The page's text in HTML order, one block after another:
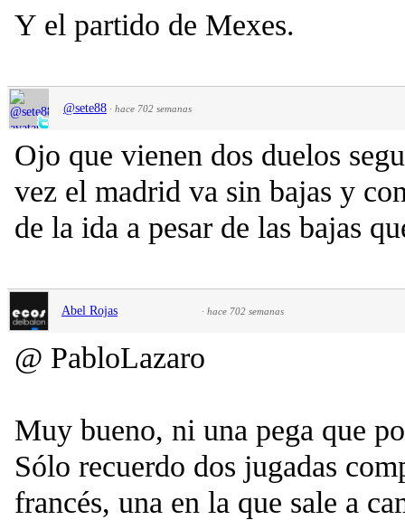
Y el partido de Mexes.
@sete88 · hace 702 semanas
Ojo que vienen dos duelos
vez el madrid va sin bajas y
de la ida a pesar de las bajas
Abel Rojas · hace 702 semanas
@ PabloLazaro
Muy bueno, ni una pega que
Sólo recuerdo dos jugadas
francés, una en la que sale a